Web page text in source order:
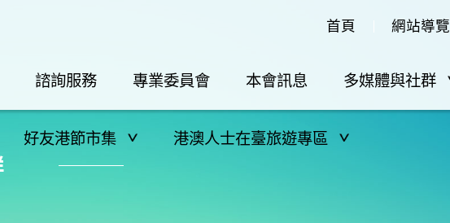
首頁 網站導覽
諮詢服務 專業委員會 本會訊息 多媒體與社群
好友港節市集 港澳人士在臺旅遊專區